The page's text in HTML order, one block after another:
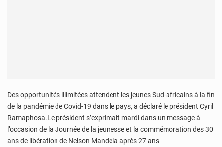
Des opportunités illimitées attendent les jeunes Sud-africains à la fin
de la pandémie de Covid-19 dans le pays, a déclaré le président Cyril
Ramaphosa.Le président s’exprimait mardi dans un message à
l’occasion de la Journée de la jeunesse et la commémoration des 30
ans de libération de Nelson Mandela après 27 ans